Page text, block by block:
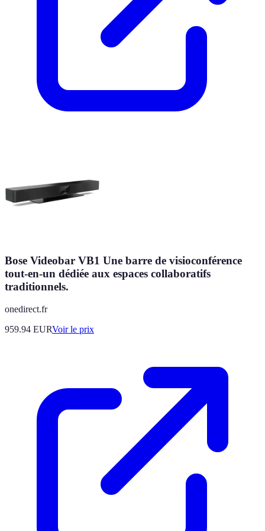
Bose Videobar VB1 Une barre de visioconférence
tout-en-un dédiée aux espaces collaboratifs
traditionnels.
onedirect.fr
959.94 EURVoir le prix